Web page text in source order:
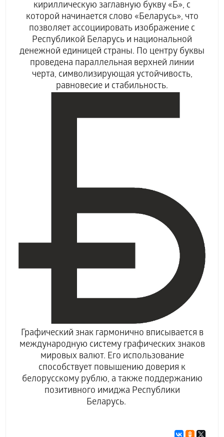
кириллическую заглавную букву «Б», с
которой начинается слово «Беларусь», что
позволяет ассоциировать изображение с
Республикой Беларусь и национальной
денежной единицей страны. По центру буквы
проведена параллельная верхней линии
черта, символизирующая устойчивость,
равновесие и стабильность.
Графический знак гармонично вписывается в
международную систему графических знаков
мировых валют. Его использование
способствует повышению доверия к
белорусскому рублю, а также поддержанию
позитивного имиджа Республики
Беларусь.